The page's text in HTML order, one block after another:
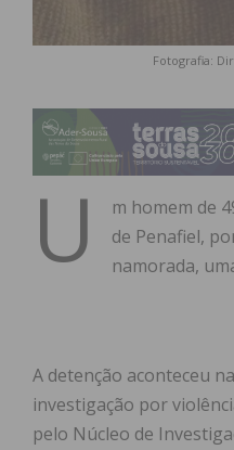
Fotografia:
U
m homem de
de Penafiel,
namorada,
A detenção aconteceu
investigação por
pelo Núcleo de